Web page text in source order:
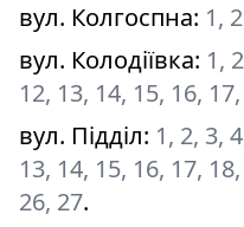
вул. Колгоспна: 1,
вул. Колодіївка: 1,
12, 13, 14, 15, 16,
вул. Підділ: 1, 2, 3,
13, 14, 15, 16, 17,
26, 27.